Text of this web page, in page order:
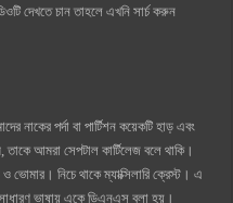
দেখতে চান তাহলে এখনি সার্চ করুন
নাকের পর্দা বা পার্টিশন কয়েকটি হাড় এবং
আমরা সেপটাল কার্টিলেজ বলে থাকি।
নিচে থাকে ম্যাক্সিলারি ক্রেস্ট। এ
ভাষায় একে ডিএনএস বলা হয়।